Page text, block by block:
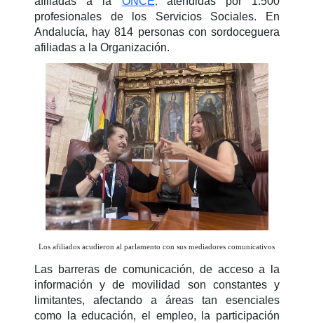
,
profesionales de los Servicios Sociales. En
Andalucía, hay 814 personas con sordoceguera
afiliadas a la Organización.
Los afiliados acudieron al parlamento con sus mediadores comunicativos
Las barreras de comunicación, de acceso a la
información y de movilidad son constantes y
limitantes, afectando a áreas tan esenciales
como la educación, el empleo, la participación